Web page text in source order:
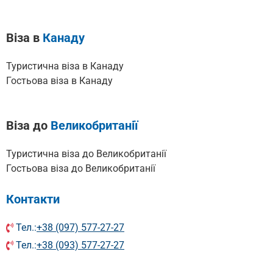
Віза в Канаду
Туристична віза в Канаду
Гостьова віза в Канаду
Віза до Великобританії
Туристична віза до Великобританії
Гостьова віза до Великобританії
Контакти
Тел.:+38 (097) 577-27-27
Тел.:+38 (093) 577-27-27